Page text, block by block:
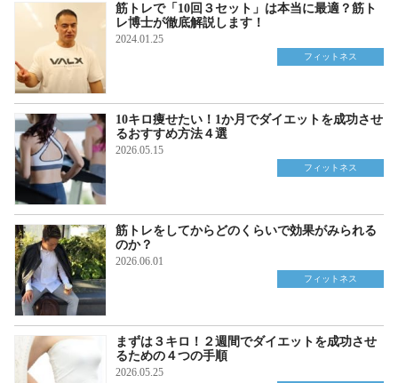
筋トレで「10回３セット」は本当に最適？筋ト
レ博士が徹底解説します！
2024.01.25
フィットネス
10キロ痩せたい！1か月でダイエットを成功させ
るおすすめ方法４選
2026.05.15
フィットネス
筋トレをしてからどのくらいで効果がみられる
のか？
2026.06.01
フィットネス
まずは３キロ！２週間でダイエットを成功させ
るための４つの手順
2026.05.25